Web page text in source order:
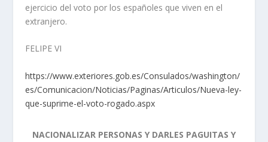
ejercicio del voto por los españoles que viven en el
extranjero.
FELIPE VI
https://www.exteriores.gob.es/Consulados/washington/
es/Comunicacion/Noticias/Paginas/Articulos/Nueva-ley-
que-suprime-el-voto-rogado.aspx
NACIONALIZAR PERSONAS Y DARLES PAGUITAS Y